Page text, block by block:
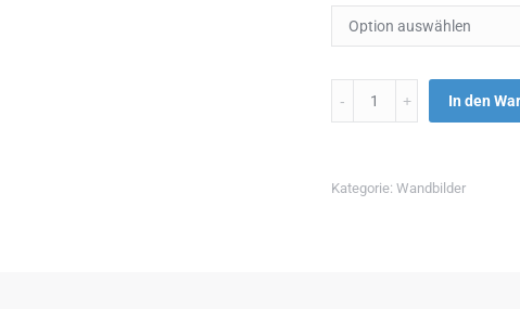
Menge In den
Kategorie: Wandbilder